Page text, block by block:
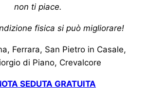
non ti piace.
fisica si può migliorare!
Ferrara, San Pietro in Casale,
di Piano, Crevalcore
SEDUTA GRATUITA